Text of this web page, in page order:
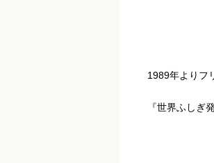
1989年よりフ
『世界ふしぎ